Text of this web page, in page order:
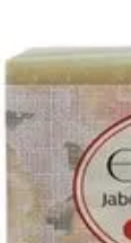
Recomendaciones
Cerrajero